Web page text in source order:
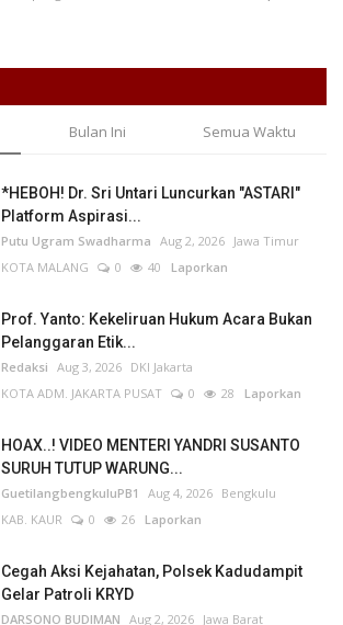
Bulan Ini Semua Waktu
*HEBOH! Dr. Sri Untari Luncurkan "ASTARI"
Platform Aspirasi...
Putu Ugram Swadharma Aug 2, 2026 Jawa Timur
KOTA MALANG
0 40 Laporkan
Prof. Yanto: Kekeliruan Hukum Acara Bukan
Pelanggaran Etik...
Redaksi Aug 3, 2026 DKI Jakarta
KOTA ADM. JAKARTA PUSAT
0 28 Laporkan
HOAX..! VIDEO MENTERI YANDRI SUSANTO
SURUH TUTUP WARUNG...
GuetilangbengkuluPB1 Aug 4, 2026 Bengkulu
KAB. KAUR
0 26 Laporkan
Cegah Aksi Kejahatan, Polsek Kadudampit
Gelar Patroli KRYD
DARSONO BUDIMAN Aug 2, 2026 Jawa Barat